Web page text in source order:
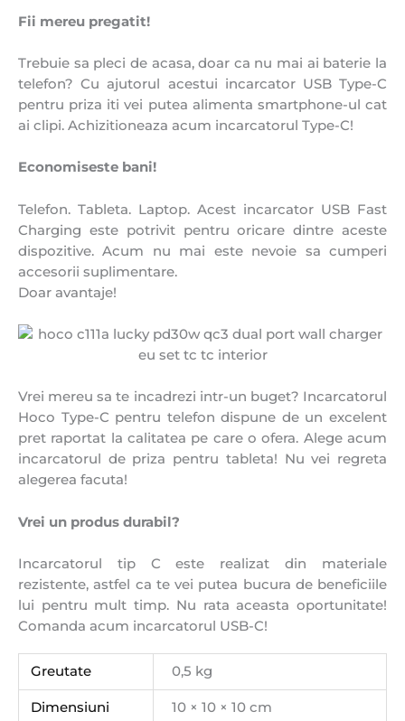
Fii mereu pregatit!
Trebuie sa pleci de acasa, doar ca nu mai ai baterie la
telefon? Cu ajutorul acestui incarcator USB Type-C
pentru priza iti vei putea alimenta smartphone-ul cat
ai clipi. Achizitioneaza acum incarcatorul Type-C!
Economiseste bani!
Telefon. Tableta. Laptop. Acest incarcator USB Fast
Charging este potrivit pentru oricare dintre aceste
dispozitive. Acum nu mai este nevoie sa cumperi
accesorii suplimentare.
Doar avantaje!
Vrei mereu sa te incadrezi intr-un buget? Incarcatorul
Hoco Type-C pentru telefon dispune de un excelent
pret raportat la calitatea pe care o ofera. Alege acum
incarcatorul de priza pentru tableta! Nu vei regreta
alegerea facuta!
Vrei un produs durabil?
Incarcatorul tip C este realizat din materiale
rezistente, astfel ca te vei putea bucura de beneficiile
lui pentru mult timp. Nu rata aceasta oportunitate!
Comanda acum incarcatorul USB-C!
Greutate 0,5 kg
Dimensiuni 10 × 10 × 10 cm